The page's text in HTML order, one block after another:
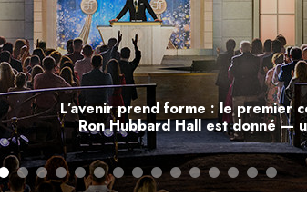
L’avenir prend forme : le premier
Ron Hubbard Hall est donné —